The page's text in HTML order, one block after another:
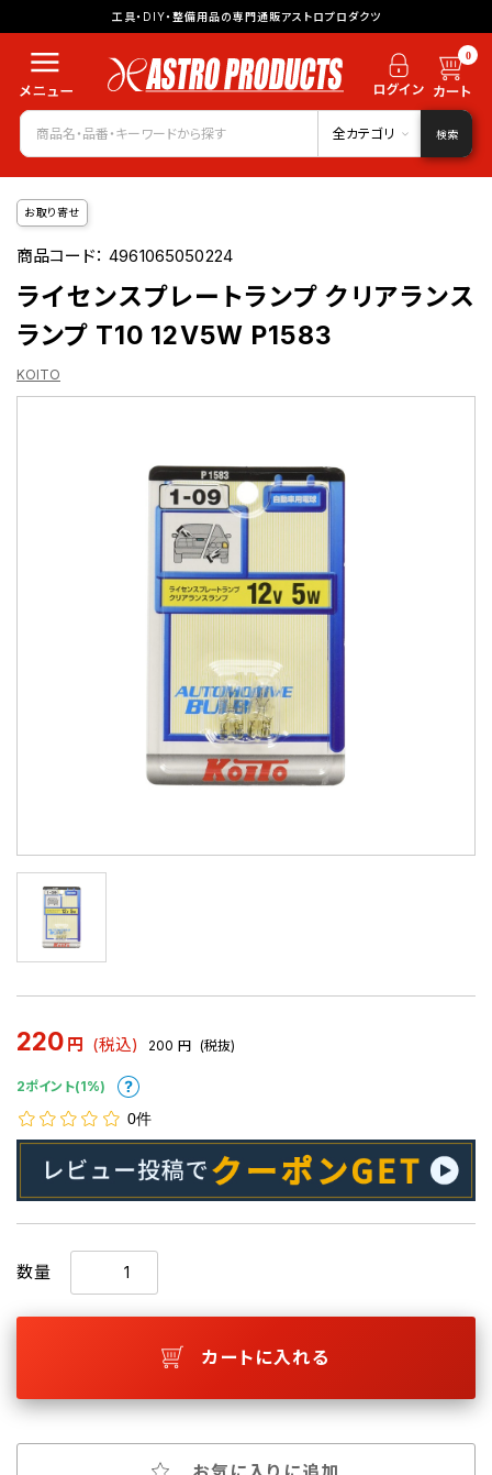
工具・DIY・整備用品の専門通販アストロプロダクツ
0
全カテゴリ 検索
お取り寄せ
商品コード：4961065050224
ライセンスプレートランプ クリアランス
ランプ T10 12V5W P1583
KOITO
220 円 (税込) 200 円 (税抜)
2ポイント(1%)
0件
数量
カートに入れる